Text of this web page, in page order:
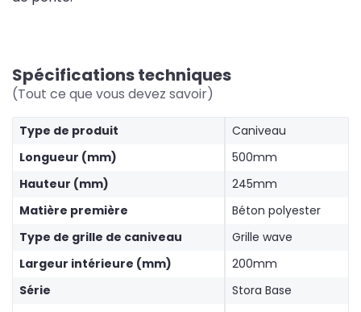
Spécifications techniques
(Tout ce que vous devez savoir)
Type de produit
Caniveau
Longueur (mm)
500mm
Hauteur (mm)
245mm
Matière première
Béton polyester
Type de grille de caniveau
Grille wave
Largeur intérieure (mm)
200mm
Série
Stora Base